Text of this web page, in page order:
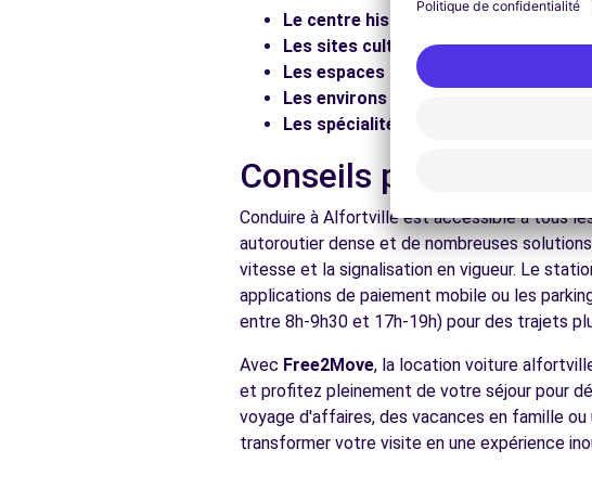
Free2move Rent - Le Club Parking - Paris Bercy
Voir toutes les agences
Le centre historique :
Flânez dans
Les sites culturels :Visitez les
Les espaces naturels :
Profitez des
Les environs :
Explorez les châteaux,
Les spécialités locales :
Découvrez
Conseils pratiques
Conduire à Alfortville est accessible à tous
autoroutier dense et de nombreuses
vitesse et la signalisation en vigueur. Le
applications de paiement mobile ou les
entre 8h-9h30 et 17h-19h) pour des trajets
Avec Free2Move, la location voiture
et profitez pleinement de votre séjour pour
voyage d'affaires, des vacances en famille
transformer votre visite en une expérience